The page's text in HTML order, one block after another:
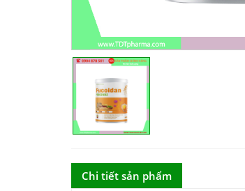
Chi tiết sản phẩm